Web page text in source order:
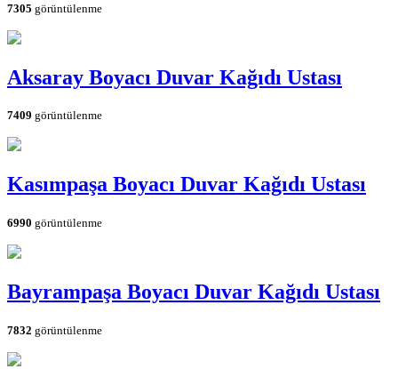
7305 görüntülenme
Aksaray Boyacı Duvar Kağıdı Ustası
7409 görüntülenme
Kasımpaşa Boyacı Duvar Kağıdı Ustası
6990 görüntülenme
Bayrampaşa Boyacı Duvar Kağıdı Ustası
7832 görüntülenme